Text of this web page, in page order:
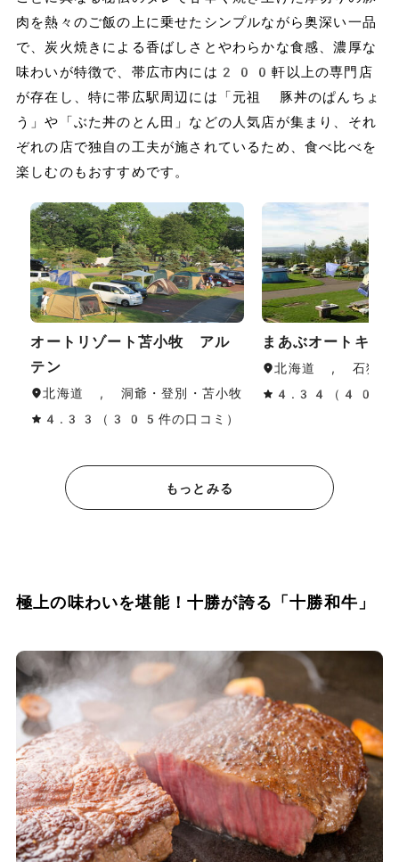
肉を熱々のご飯の上に乗せたシンプルながら奥深い一品
で、炭火焼きによる香ばしさとやわらかな食感、濃厚な
味わいが特徴で、帯広市内には200軒以上の専門店
が存在し、特に帯広駅周辺には「元祖 豚丼のぱんちょ
う」や「ぶた丼のとん田」などの人気店が集まり、それ
ぞれの店で独自の工夫が施されているため、食べ比べを
楽しむのもおすすめです。
オートリゾート苫小牧 アル
テン
北海道 , 洞爺・登別・苫小牧
4.33（305件の口コミ）
まあぶオートキャ
北海道 , 石狩・
4.34（40件の
もっとみる
極上の味わいを堪能！十勝が誇る「十勝和牛」